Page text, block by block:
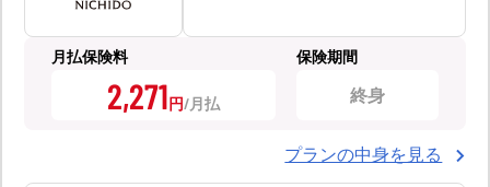
月払保険料
2,271円
保険期間
終身
プランの中身を見る